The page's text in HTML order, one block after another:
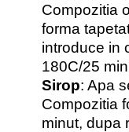
Compozitia
forma
introduce in
180C/25
Sirop: Apa
Compozitia
minut, dupa